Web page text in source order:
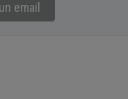
email